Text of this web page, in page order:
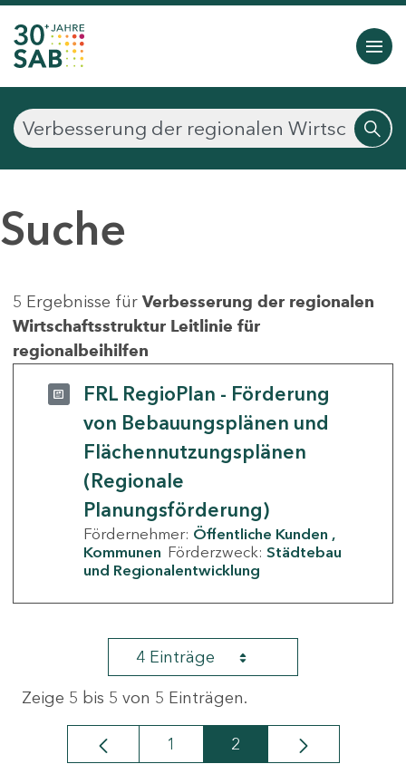
Suche
5 Ergebnisse für Verbesserung der regionalen
Wirtschaftsstruktur Leitlinie für
regionalbeihilfen
FRL RegioPlan - Förderung
von Bebauungsplänen und
Flächennutzungsplänen
(Regionale
Planungsförderung)
Fördernehmer: Öffentliche Kunden
Kommunen Förderzweck: Städtebau
und Regionalentwicklung
4 Einträge
Zeige 5 bis 5 von 5 Einträgen.
Seite
1 Seite
2